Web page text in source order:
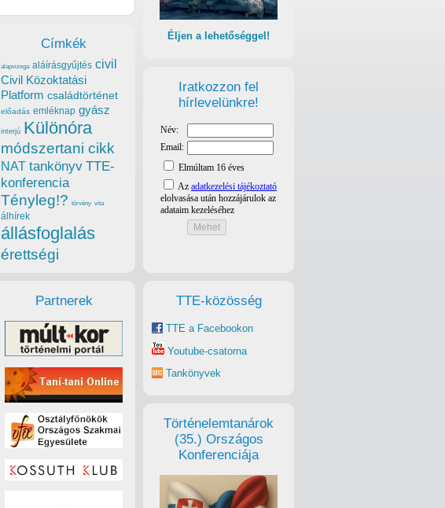
Éljen a lehetőséggel!
Iratkozzon fel
hírlevelünkre!
TTE-közösség
TTE a Facebookon
Youtube-csatorna
Tankönyvek
Történelemtanárok
(35.) Országos
Konferenciája
Címkék
alapvizsga aláírásgyűjtés civil
Civil Közoktatási
Platform családtörténet
előadás emléknap gyász
interjú Különóra
módszertani cikk
NAT tankönyv TTE-
konferencia
Tényleg!? törvény vita
álhírek
állásfoglalás
érettségi
Partnerek